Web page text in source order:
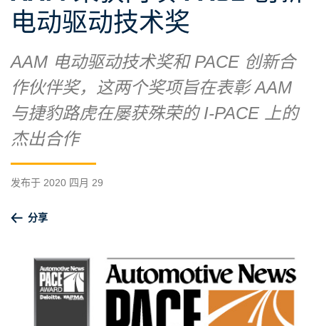
电动驱动技术奖
AAM 电动驱动技术奖和 PACE 创新合
作伙伴奖，这两个奖项旨在表彰 AAM
与捷豹路虎在屡获殊荣的 I-PACE 上的
杰出合作
发布于 2020 四月 29
分享